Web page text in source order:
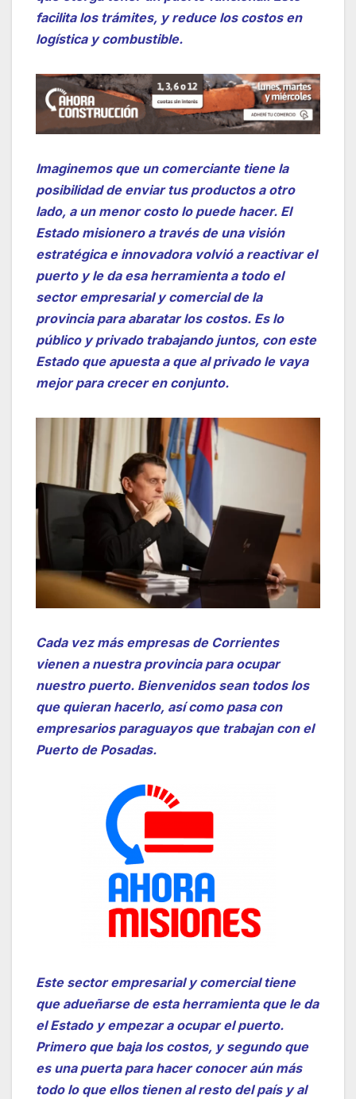
facilita los trámites, y reduce los costos en
logística y combustible.
Imaginemos que un comerciante tiene la
posibilidad de enviar tus productos a otro
lado, a un menor costo lo puede hacer. El
Estado misionero a través de una visión
estratégica e innovadora volvió a reactivar el
puerto y le da esa herramienta a todo el
sector empresarial y comercial de la
provincia para abaratar los costos. Es lo
público y privado trabajando juntos, con este
Estado que apuesta a que al privado le vaya
mejor para crecer en conjunto.
Cada vez más empresas de Corrientes
vienen a nuestra provincia para ocupar
nuestro puerto. Bienvenidos sean todos los
que quieran hacerlo, así como pasa con
empresarios paraguayos que trabajan con el
Puerto de Posadas.
Este sector empresarial y comercial tiene
que adueñarse de esta herramienta que le da
el Estado y empezar a ocupar el puerto.
Primero que baja los costos, y segundo que
es una puerta para hacer conocer aún más
todo lo que ellos tienen al resto del país y al